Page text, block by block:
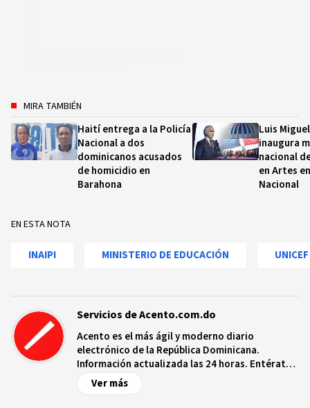
MIRA TAMBIÉN
Haití entrega a la Policía
Nacional a dos
dominicanos acusados
de homicidio en
Barahona
Luis
inaugura
nacional
en Artes
Nacional
EN ESTA NOTA
INAIPI MINISTERIO DE EDUCACIÓN UNICEF
Servicios de Acento.com.do
Acento es el más ágil y moderno diario
electrónico de la República Dominicana.
Información actualizada las 24 horas. Entérate
de las noticias y sucesos más importantes a
nivel nacional e internacional, videos y fotos
Ver más